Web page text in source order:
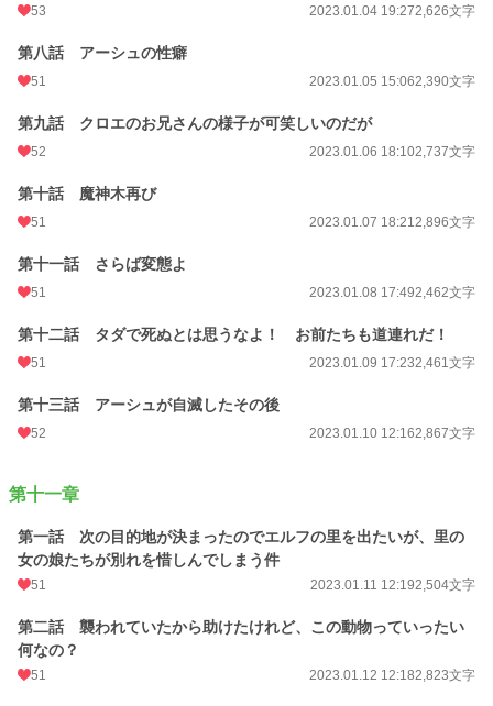
53 2023.01.04 19:272,626文字
第八話 アーシュの性癖
51 2023.01.05 15:062,390文字
第九話 クロエのお兄さんの様子が可笑しいのだが
52 2023.01.06 18:102,737文字
第十話 魔神木再び
51 2023.01.07 18:212,896文字
第十一話 さらば変態よ
51 2023.01.08 17:492,462文字
第十二話 タダで死ぬとは思うなよ！ お前たちも道連れだ！
51 2023.01.09 17:232,461文字
第十三話 アーシュが自滅したその後
52 2023.01.10 12:162,867文字
第十一章
第一話 次の目的地が決まったのでエルフの里を出たいが、里の
女の娘たちが別れを惜しんでしまう件
51 2023.01.11 12:192,504文字
第二話 襲われていたから助けたけれど、この動物っていったい
何なの？
51 2023.01.12 12:182,823文字